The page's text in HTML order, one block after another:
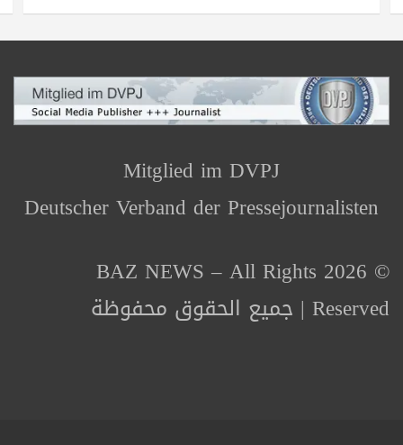
Mitglied im DVPJ
Deutscher Verband der Pressejournalisten
© 2026 BAZ NEWS – All Rights
Reserved | جميع الحقوق محفوظة